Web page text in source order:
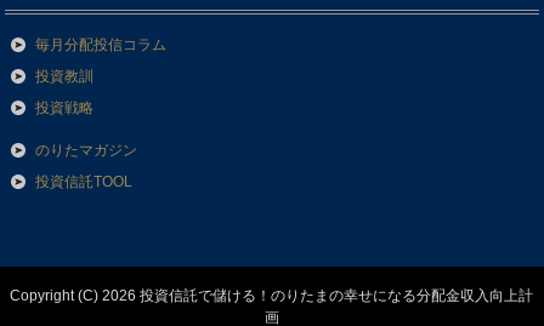
毎月分配投信コラム
投資教訓
投資戦略
のりたマガジン
投資信託TOOL
Copyright (C) 2026 投資信託で儲ける！のりたまの幸せになる分配金収入向上計
画